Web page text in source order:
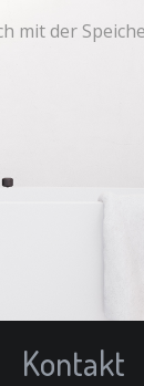
mit der
Kontakt